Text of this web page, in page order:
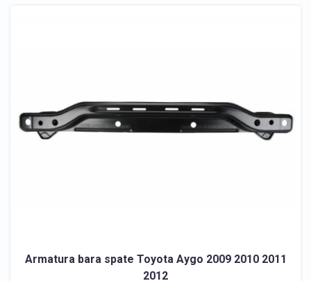
Armatura bara spate Toyota Aygo 2009 2010 2011
2012